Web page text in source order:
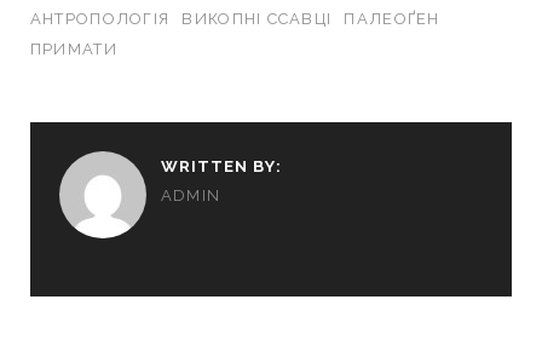
АНТРОПОЛОГІЯ
ВИКОПНІ ССАВЦІ
ПАЛЕОҐЕН
ПРИМАТИ
WRITTEN BY:
ADMIN